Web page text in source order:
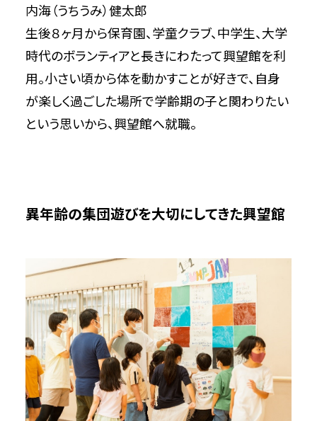
内海（うちうみ）健太郎
生後８ヶ月から保育園、学童クラブ、中学生、大学
時代のボランティアと長きにわたって興望館を利
用。小さい頃から体を動かすことが好きで、自身
が楽しく過ごした場所で学齢期の子と関わりたい
という思いから、興望館へ就職。
異年齢の集団遊びを大切にしてきた興望館